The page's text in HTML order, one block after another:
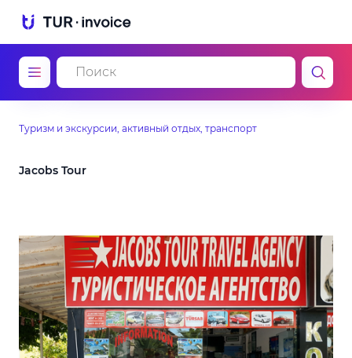
Туризм и экскурсии, активный отдых, транспорт
Jacobs Tour